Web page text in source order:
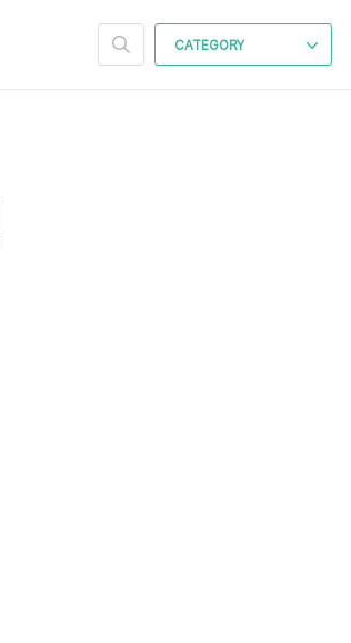
CATEGORY